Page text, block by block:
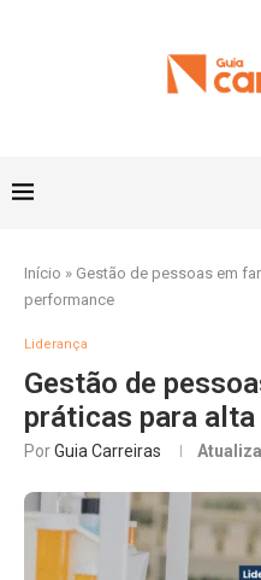
Início » Gestão de pessoas em
performance
Liderança
Gestão de
práticas para
PorGuia Carreiras